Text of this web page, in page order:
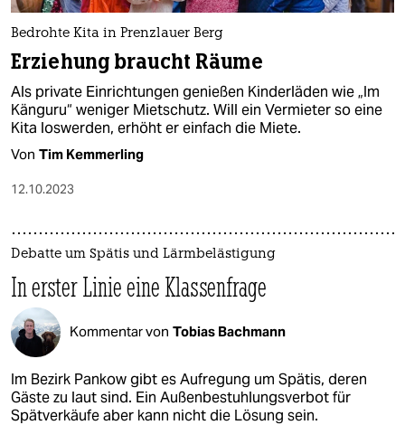
Bedrohte Kita in Prenzlauer Berg
Erziehung braucht Räume
Als private Einrichtungen genießen Kinderläden wie „Im
Känguru“ weniger Mietschutz. Will ein Vermieter so eine
Kita loswerden, erhöht er einfach die Miete.
Von Tim Kemmerling
12.10.2023
Debatte um Spätis und Lärmbelästigung
In erster Linie eine Klassenfrage
Kommentar von Tobias Bachmann
Im Bezirk Pankow gibt es Aufregung um Spätis, deren
Gäste zu laut sind. Ein Außenbestuhlungsverbot für
Spätverkäufe aber kann nicht die Lösung sein.